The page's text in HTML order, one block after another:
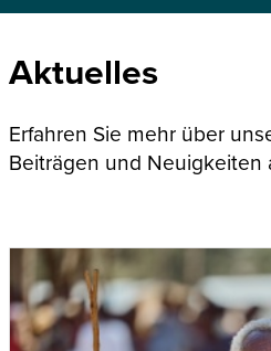
Aktuelles
Erfahren Sie mehr über
Beiträgen und Neuigkeiten